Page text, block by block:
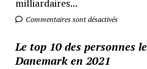
milliardaires...
Commentaires sont désactivés
Le top 10 des personnes
Danemark en 2021